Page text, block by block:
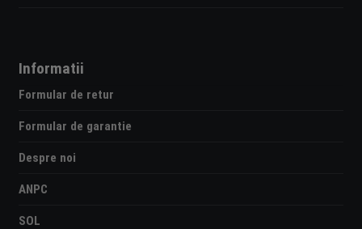
Informatii
Formular de retur
Formular de garantie
Despre noi
ANPC
SOL